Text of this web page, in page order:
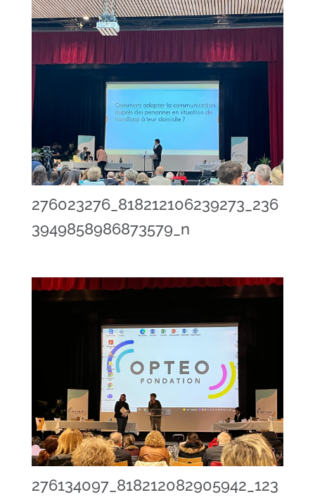
276023276_818212106239273_236
3949858986873579_n
276134097_818212082905942_123